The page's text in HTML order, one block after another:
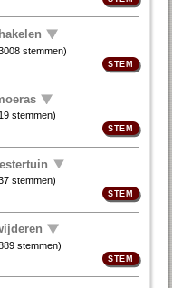
stemmen)
stemmen)
stemmen)
stemmen)